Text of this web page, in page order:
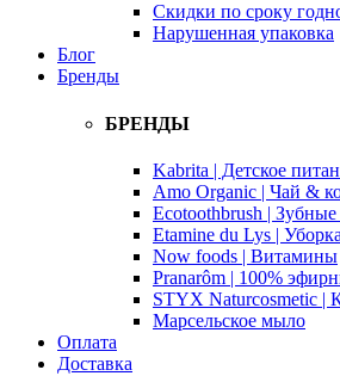
Скидки по сроку
Нарушенная упаковка
Блог
Бренды
БРЕНДЫ
Kabrita | Детское
Amo Organic | Чай &
Ecotoothbrush |
Etamine du Lys |
Now foods | Витамины
Pranarôm | 100%
STYX Naturcosmetic |
Марсельское мыло
Оплата
Доставка